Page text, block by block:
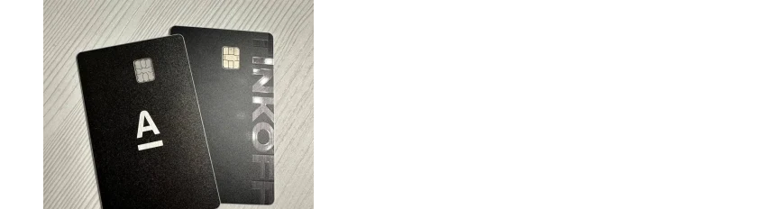
about
Кредитная
карта
проценты:
выгодный
выбор
или
финансовая
ловушка